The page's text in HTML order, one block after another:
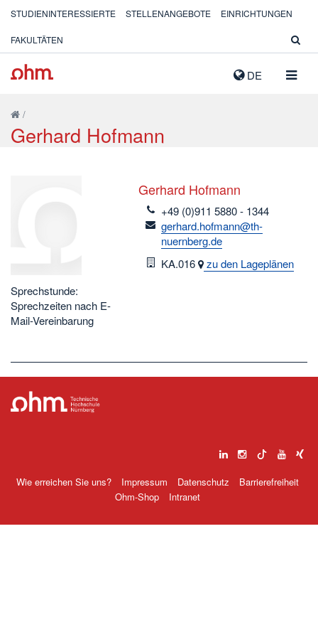
DE
STUDIENINTERESSIERTE STELLENANGEBOTE EINRICHTUNGEN
FAKULTÄTEN
/
Gerhard Hofmann
Sprechstunde:
Sprechzeiten nach E-
Mail-Vereinbarung
Gerhard Hofmann
telefon
+49 (0)911 5880 - 1344
email
gerhard.hofmann@th-
nuernberg.de
Raum
KA.016 zu den Lageplänen
Wie erreichen Sie uns? Impressum Datenschutz
Barrierefreiheit
Ohm-Shop
Intranet